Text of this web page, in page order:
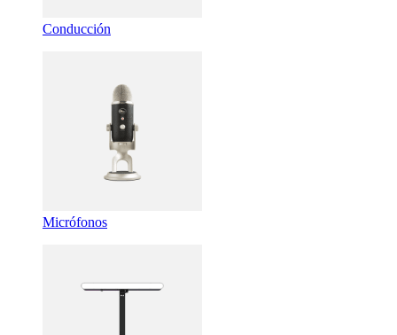
Conducción
Micrófonos